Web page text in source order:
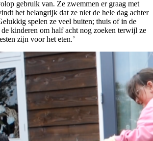
gebruik van. Ze zwemmen er graag met
het belangrijk dat ze niet de hele dag achter
spelen ze veel buiten; thuis of in de
kinderen om half acht nog zoeken terwijl ze
zijn voor het eten.’